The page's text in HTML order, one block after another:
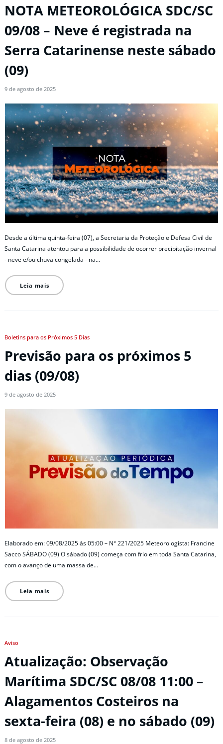
NOTA METEOROLÓGICA SDC/SC
09/08 – Neve é registrada na
Serra Catarinense neste sábado
(09)
9 de agosto de 2025
Desde a última quinta-feira (07), a Secretaria da Proteção e Defesa Civil de
Santa Catarina atentou para a possibilidade de ocorrer precipitação invernal
- neve e/ou chuva congelada - na…
Leia mais
Boletins para os Próximos 5 Dias
Previsão para os próximos 5
dias (09/08)
9 de agosto de 2025
Elaborado em: 09/08/2025 às 05:00 – N° 221/2025 Meteorologista: Francine
Sacco SÁBADO (09) O sábado (09) começa com frio em toda Santa Catarina,
com o avanço de uma massa de…
Leia mais
Aviso
Atualização: Observação
Marítima SDC/SC 08/08 11:00 –
Alagamentos Costeiros na
sexta-feira (08) e no sábado (09)
8 de agosto de 2025